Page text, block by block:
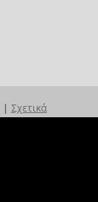
| Σχετικά